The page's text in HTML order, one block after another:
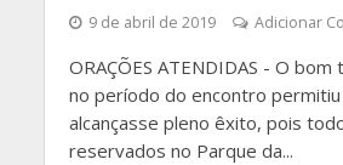
9 de abril de 2019 Adicionar
ORAÇÕES ATENDIDAS - O
no período do encontro
alcançasse pleno êxito, pois
reservados no Parque da...